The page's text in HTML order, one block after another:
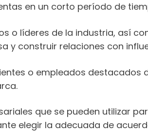
en un corto período de
o líderes de la industria, así
y construir relaciones con
o empleados destacados
que se pueden utilizar
elegir la adecuada de